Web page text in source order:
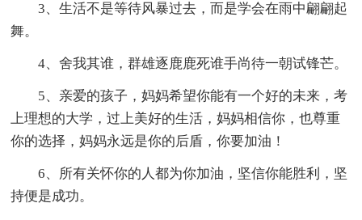
3、生活不是等待风暴过去，而是学会在雨中翩翩起
舞。
4、舍我其谁，群雄逐鹿鹿死谁手尚待一朝试锋芒。
5、亲爱的孩子，妈妈希望你能有一个好的未来，考
上理想的大学，过上美好的生活，妈妈相信你，也尊重
你的选择，妈妈永远是你的后盾，你要加油！
6、所有关怀你的人都为你加油，坚信你能胜利，坚
持便是成功。